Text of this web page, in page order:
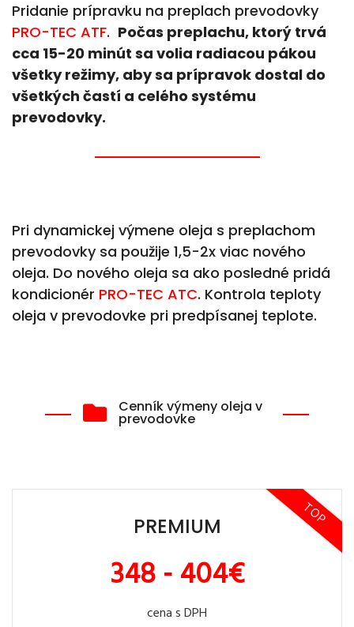
Pridanie prípravku na preplach prevodovky
PRO-TEC ATF. Počas preplachu, ktorý trvá
cca 15-20 minút sa volia radiacou pákou
všetky režimy, aby sa prípravok dostal do
všetkých častí a celého systému
prevodovky.
Pri dynamickej výmene oleja s preplachom
prevodovky sa použije 1,5-2x viac nového
oleja. Do nového oleja sa ako posledné pridá
kondicionér PRO-TEC ATC. Kontrola teploty
oleja v prevodovke pri predpísanej teplote.
Cenník výmeny oleja v
prevodovke
TOP
PREMIUM
348 - 404€
cena s DPH